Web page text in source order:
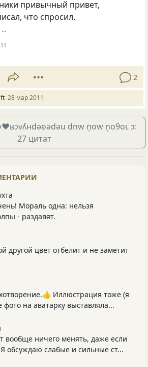
привычный привет,
что спросил.
…
2
28 мар 2011
dnw ņоw ņо9оʟ ɔ:
27 цитат
Мораль одна: нельзя
- раздавят.
другой цвет отбелит и не заметит
Иллюстрация тоже (я
на аватарку выставляла...
вообще ничего менять, даже если
обсуждаю слабые и сильные ст...